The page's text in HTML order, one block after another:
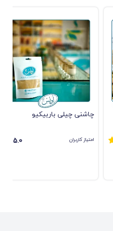
چاشنی چیلی باربیکیو
امتیاز کاربران 5.0